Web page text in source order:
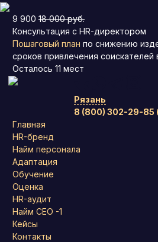
9 900 18 000 руб.
Консультация с HR-директором
Пошаговый план по снижению
сроков привлечения соискателей
Осталось 11 мест
Рязань
8 (800) 302-29-85
Главная
HR-бренд
Найм персонала
Адаптация
Обучение
Оценка
HR-аудит
Найм СЕО -1
Кейсы
Контакты